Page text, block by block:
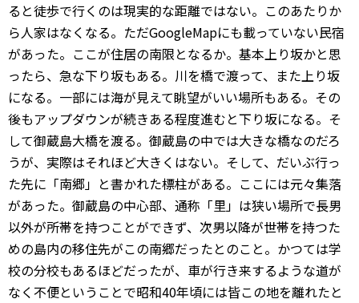
ると徒歩で行くのは現実的な距離ではない。このあたりか
ら人家はなくなる。ただGoogleMapにも載っていない民宿
があった。ここが住居の南限となるか。基本上り坂かと思
ったら、急な下り坂もある。川を橋で渡って、また上り坂
になる。一部には海が見えて眺望がいい場所もある。その
後もアップダウンが続きある程度進むと下り坂になる。そ
して御蔵島大橋を渡る。御蔵島の中では大きな橋なのだろ
うが、実際はそれほど大きくはない。そして、だいぶ行っ
た先に「南郷」と書かれた標柱がある。ここには元々集落
があった。御蔵島の中心部、通称「里」は狭い場所で長男
以外が所帯を持つことができず、次男以降が世帯を持つた
めの島内の移住先がこの南郷だったとのこと。かつては学
校の分校もあるほどだったが、車が行き来するような道が
なく不便ということで昭和40年頃には皆この地を離れたと